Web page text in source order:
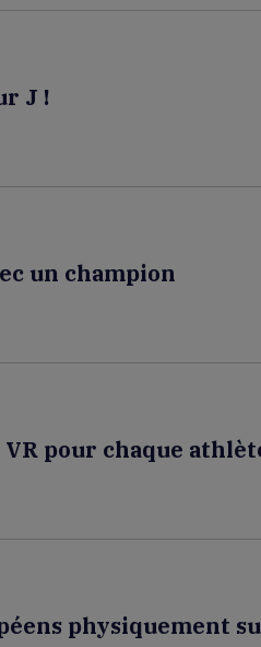
J !
un champion
pour chaque
physiquement